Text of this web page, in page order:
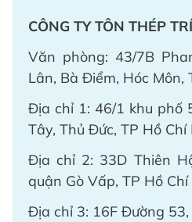
CÔNG TY TÔN THÉP
Văn phòng: 43/7B
Lân, Bà Điểm, Hóc Môn,
Địa chỉ 1: 46/1 khu phố
Tây, Thủ Đức, TP Hồ Chí
Địa chỉ 2: 33D Thiên
quận Gò Vấp, TP Hồ Chí
Địa chỉ 3: 16F Đường